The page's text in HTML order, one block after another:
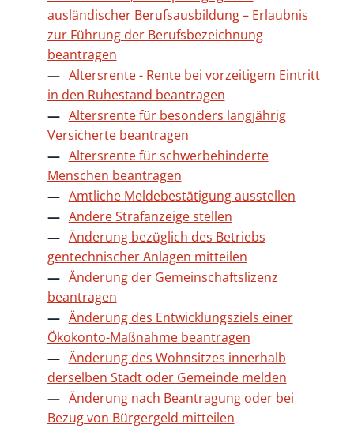
ausländischer Berufsausbildung – Erlaubnis
zur Führung der Berufsbezeichnung
beantragen
Altersrente - Rente bei vorzeitigem Eintritt
in den Ruhestand beantragen
Altersrente für besonders langjährig
Versicherte beantragen
Altersrente für schwerbehinderte
Menschen beantragen
Amtliche Meldebestätigung ausstellen
Andere Strafanzeige stellen
Änderung bezüglich des Betriebs
gentechnischer Anlagen mitteilen
Änderung der Gemeinschaftslizenz
beantragen
Änderung des Entwicklungsziels einer
Ökokonto-Maßnahme beantragen
Änderung des Wohnsitzes innerhalb
derselben Stadt oder Gemeinde melden
Änderung nach Beantragung oder bei
Bezug von Bürgergeld mitteilen